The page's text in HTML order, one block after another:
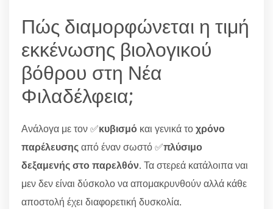
Πώς διαμορφώνεται η τιμή
εκκένωσης βιολογικού
βόθρου στη Νέα
Φιλαδέλφεια;
Ανάλογα με τον ✅κυβισμό και γενικά τοχρόνο
παρέλευσηςαπό έναν σωστό ✅πλύσιμο
δεξαμενής στο παρελθόν. Τα στερεά κατάλοιπα ναι
μεν δεν είναι δύσκολο να απομακρυνθούν αλλά κάθε
αποστολή έχει διαφορετική δυσκολία.